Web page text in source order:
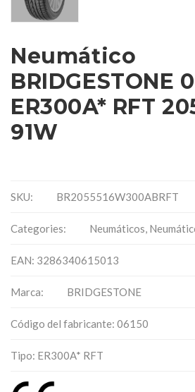
Neumático
BRIDGESTONE
ER300A* RFT
91W
SKU: BR2055516W300ABRFT
Categories: Neumáticos,
EAN: 3286340615013
Marca: BRIDGESTONE
Código del fabricante: 06150
Tipo: ER300A* RFT